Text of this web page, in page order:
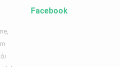
Facebook